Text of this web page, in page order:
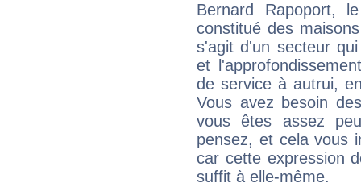
Bernard Rapoport,
constitué des
s'agit d'un secteur
et
de service à autrui,
Vous avez besoin
vous êtes assez
pensez, et cela vous
car cette expression
suffit à elle-même.